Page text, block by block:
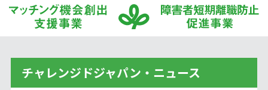
チャレンジドジャパン・ニュース